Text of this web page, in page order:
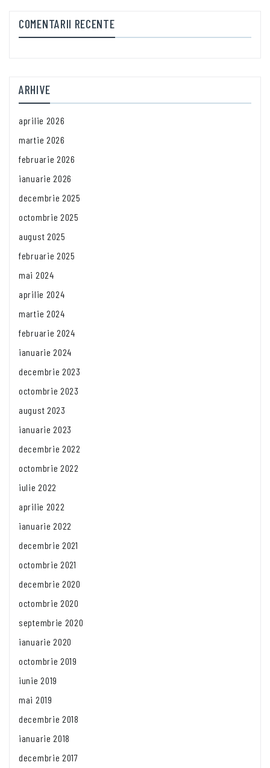
COMENTARII RECENTE
ARHIVE
aprilie 2026
martie 2026
februarie 2026
ianuarie 2026
decembrie 2025
octombrie 2025
august 2025
februarie 2025
mai 2024
aprilie 2024
martie 2024
februarie 2024
ianuarie 2024
decembrie 2023
octombrie 2023
august 2023
ianuarie 2023
decembrie 2022
octombrie 2022
iulie 2022
aprilie 2022
ianuarie 2022
decembrie 2021
octombrie 2021
decembrie 2020
octombrie 2020
septembrie 2020
ianuarie 2020
octombrie 2019
iunie 2019
mai 2019
decembrie 2018
ianuarie 2018
decembrie 2017